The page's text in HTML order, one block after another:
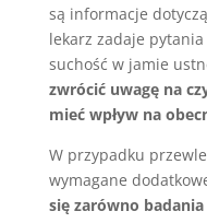
są informacje
lekarz zadaje
suchość w jamie
zwrócić uwagę na
mieć wpływ na
W przypadku
wymagane
się zarówno